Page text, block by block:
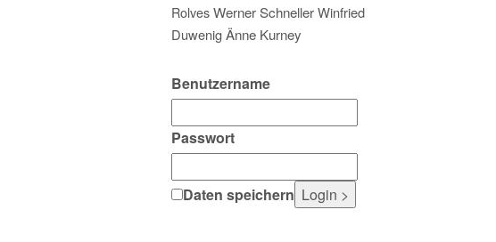
Rolves Werner Schneller Winfried
Duwenig Änne Kurney
Benutzername
Passwort
Daten speichern